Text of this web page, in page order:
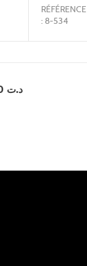
RÉFÉRENCE
: 8-534
د.ت